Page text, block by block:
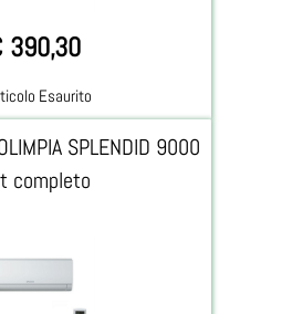
390,30
Esaurito
SPLENDID 9000
completo